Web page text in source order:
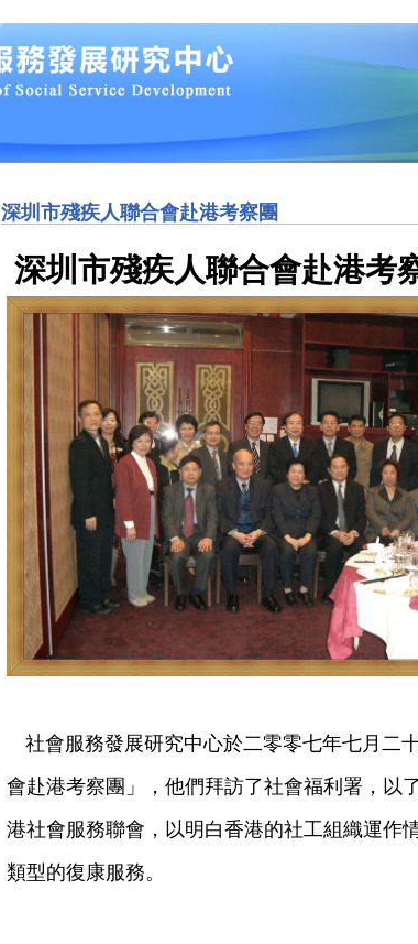
深圳市殘疾人聯合會赴港考察團
深圳市殘疾人聯合會赴港考
社會服務發展研究中心於二零零七年七月二
會赴港考察團」，他們拜訪了社會福利署，以
港社會服務聯會，以明白香港的社工組織運作
類型的復康服務。